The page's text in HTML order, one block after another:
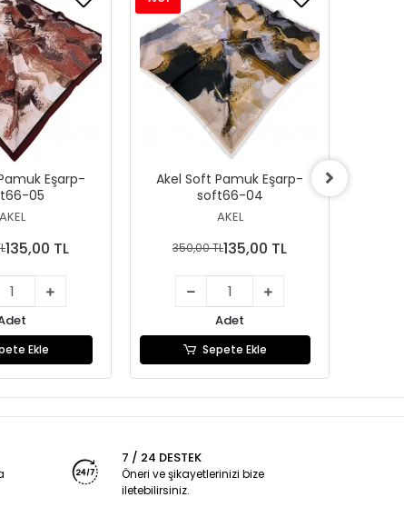
Eşarp-
05
AKEL
135,00 TL
Ekle
Akel Soft Pamuk Eşarp-
soft66-04
AKEL
350,00 TL135,00 TL
Adet
Sepete Ekle
7 / 24 DESTEK
Öneri ve şikayetlerinizi bize
iletebilirsiniz.